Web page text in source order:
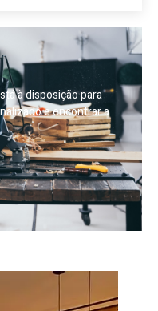
à disposição para
e encontrar a